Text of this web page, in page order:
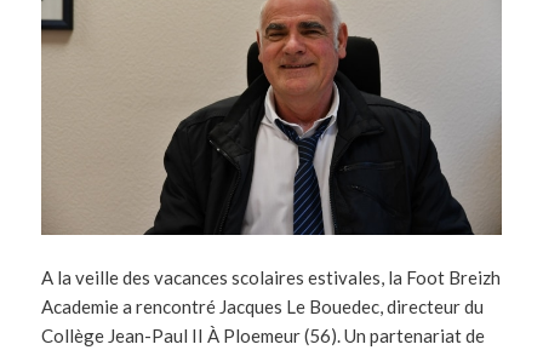
A la veille des vacances scolaires estivales, la Foot Breizh
Academie a rencontré Jacques Le Bouedec, directeur du
Collège Jean-Paul II À Ploemeur (56). Un partenariat de